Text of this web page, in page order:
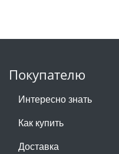
Покупателю
Интересно знать
Как купить
Доставка